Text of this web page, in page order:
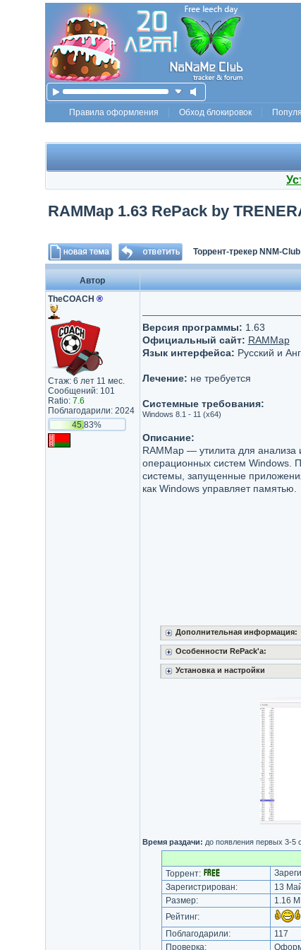
Правила оформления Обход блокировок
RAMMap 1.63 RePack by
Торрент-трекер NNM-Club
Автор
TheCOACH ®
Стаж: 6 лет 11 мес.
Сообщений: 101
Ratio: 7.6
Поблагодарили: 2024
45.83%
Версия программы: 1.63
Официальный сайт: RAMMap
Язык интерфейса: Русский и
Лечение: не требуется
Системные требования:
Windows 8.1 - 11 (x64)
Описание:
RAMMap — утилита для анализа
операционных систем Windows.
системы, запущенные
как Windows управляет памятью.
Дополнительная информация:
Особенности RePack'a:
Установка и настройки
Время раздачи: до появления первых 3-5
Торрент:
Зарегистрирован:
13
Размер:
1.16
Рейтинг:
Поблагодарили:
117
Проверка: